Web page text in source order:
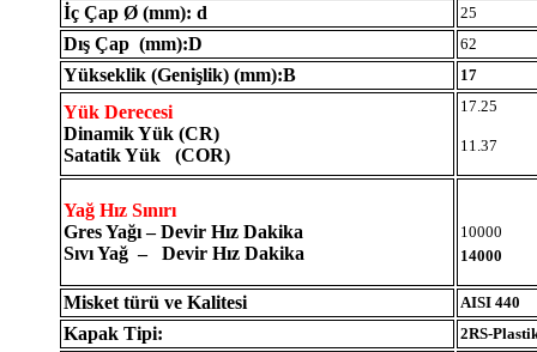
İç Çap Ø (mm): d 25
Dış Çap (mm):D 62
Yükseklik (Genişlik) (mm):B 17
Yük Derecesi
Dinamik Yük (CR)
Satatik Yük (COR)
17.25
11.37
Yağ Hız Sınırı
Gres Yağı – Devir Hız Dakika
Sıvı Yağ – Devir Hız Dakika
10000
14000
Misket türü ve Kalitesi AISI 440
Kapak Tipi: 2RS-